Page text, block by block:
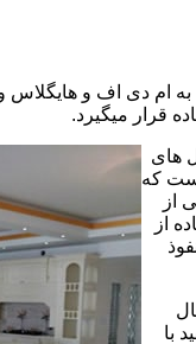
اف و هایگلاس و
قرار میگیرد.
های
که
از
از
با